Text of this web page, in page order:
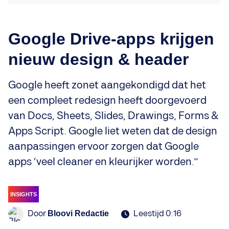
Google Drive-apps krijgen
nieuw design & header
Google heeft zonet aangekondigd dat het
een compleet redesign heeft doorgevoerd
van Docs, Sheets, Slides, Drawings, Forms &
Apps Script. Google liet weten dat de design
aanpassingen ervoor zorgen dat Google
apps ‘veel cleaner en kleurijker worden.”
INSIGHTS
Door Bloovi Redactie Leestijd 0:16